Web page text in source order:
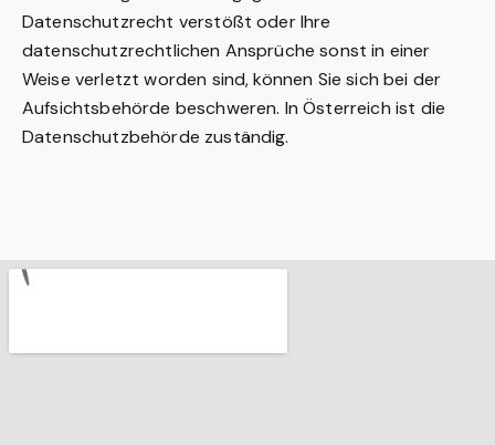
Datenschutzrecht verstößt oder Ihre
datenschutzrechtlichen Ansprüche sonst in einer
Weise verletzt worden sind, können Sie sich bei der
Aufsichtsbehörde beschweren. In Österreich ist die
Datenschutzbehörde zuständig.